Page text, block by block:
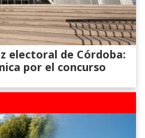
electoral de Córdoba:
por el concurso